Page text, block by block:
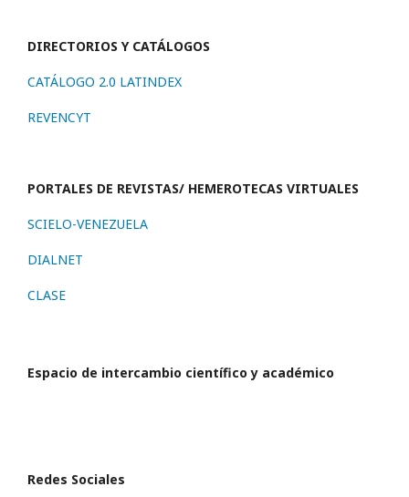
DIRECTORIOS Y CATÁLOGOS
CATÁLOGO 2.0 LATINDEX
REVENCYT
PORTALES DE REVISTAS/ HEMEROTECAS VIRTUALES
SCIELO-VENEZUELA
DIALNET
CLASE
Espacio de intercambio científico y académico
Redes Sociales